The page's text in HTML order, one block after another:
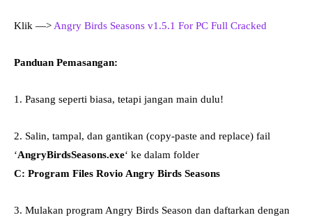
Klik —> Angry Birds Seasons v1.5.1 For PC Full Cracked
Panduan Pemasangan:
1. Pasang seperti biasa, tetapi jangan main dulu!
2. Salin, tampal, dan gantikan (copy-paste and replace) fail
‘AngryBirdsSeasons.exe‘ ke dalam folder
C: Program Files Rovio Angry Birds Seasons
3. Mulakan program Angry Birds Season dan daftarkan dengan